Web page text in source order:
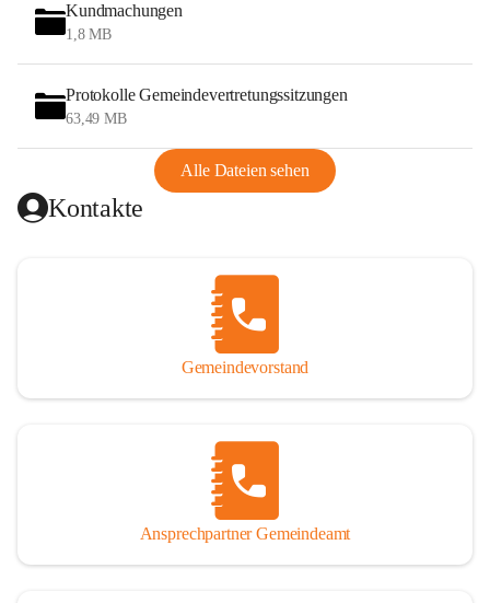
Kundmachungen
1,8 MB
Protokolle Gemeindevertretungssitzungen
63,49 MB
Alle Dateien sehen
Kontakte
Gemeindevorstand
Ansprechpartner Gemeindeamt